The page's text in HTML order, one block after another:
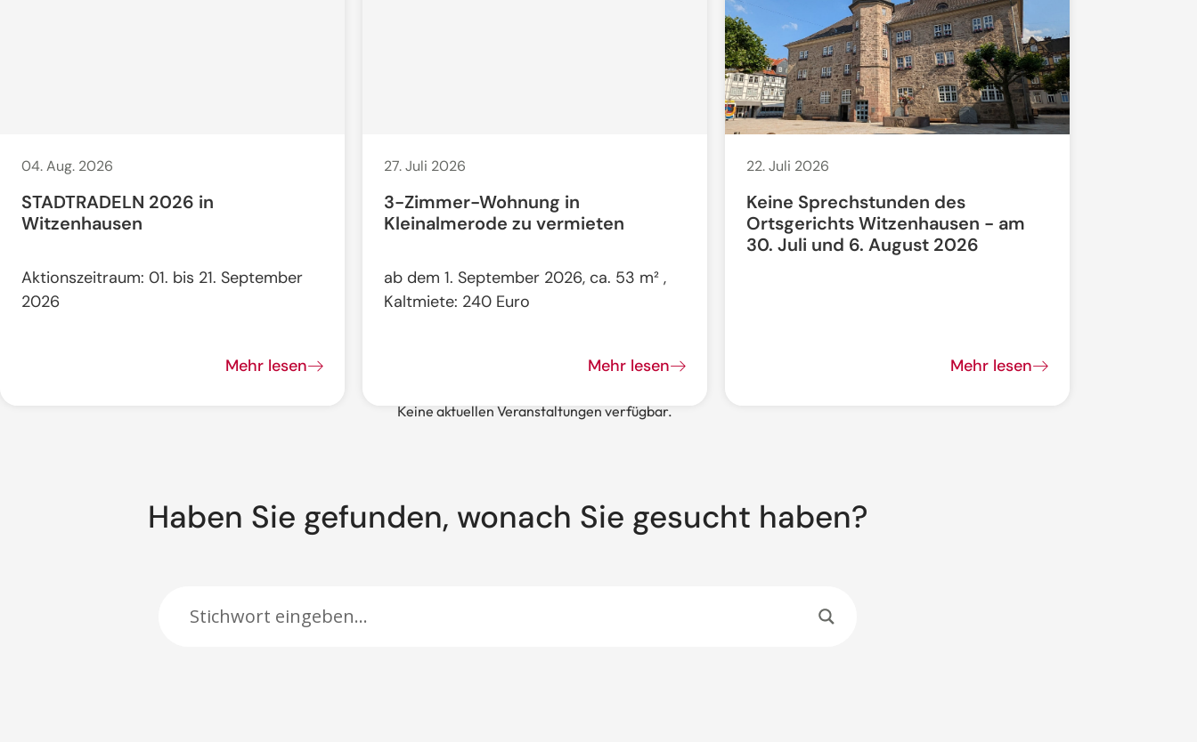
04. Aug. 2026
STADTRADELN 2026 in
Witzenhausen
Aktionszeitraum: 01. bis 21. September
2026
Mehr lesen
27. Juli 2026
3-Zimmer-Wohnung in
Kleinalmerode zu vermieten
ab dem 1. September 2026, ca. 53 m² ,
Kaltmiete: 240 Euro
Mehr lesen
22. Juli 2026
Keine Sprechstunden des
Ortsgerichts Witzenhausen - am
30. Juli und 6. August 2026
Mehr lesen
Keine aktuellen Veranstaltungen verfügbar.
Haben Sie gefunden, wonach Sie gesucht haben?